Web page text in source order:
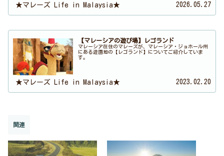
★マレーズ Life in Malaysia★ 2026.05.27
【マレーシアの遊び場】レゴランド
マレーシア在住のマレーズが、マレーシア・ジョホール州
にある遊園地の【レゴランド】についてご紹介していま
す。
★マレーズ Life in Malaysia★ 2023.02.20
関連